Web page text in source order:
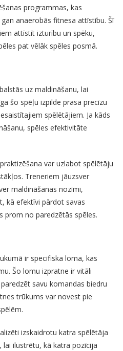
programmas, kas
anaerobās fitnesa attīstību. Šī
attīstīt izturību un spēku,
pat vēlāk spēles posmā.
uz maldināšanu, lai
šo spēļu izpilde prasa precīzu
spēlētājiem. Ja kāds
spēles efektivitāte
var uzlabot spēlētāju
Treneriem jāuzsver
maldināšanas nozīmi,
kā efektīvi pārdot savas
prom no paredzētās spēles.
ir specifiska loma, kas
Šo lomu izpratne ir vitāli
savu komandas biedru
trūkums var novest pie
izskaidrotu katra spēlētāja
ilustrētu, kā katra pozīcija